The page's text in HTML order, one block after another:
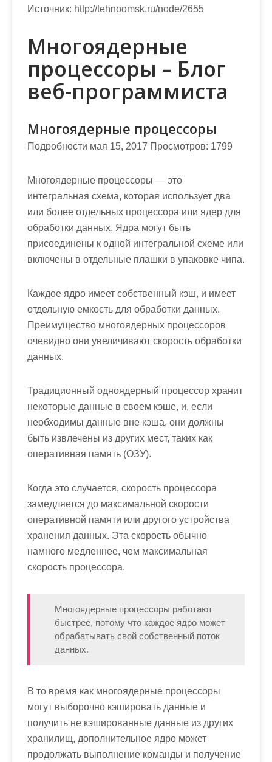
Источник: http://tehnoomsk.ru/node/2655
Многоядерные
процессоры – Блог
веб-программиста
Многоядерные процессоры
Подробности мая 15, 2017 Просмотров: 1799
Многоядерные процессоры — это
интегральная схема, которая использует два
или более отдельных процессора или ядер для
обработки данных. Ядра могут быть
присоединены к одной интегральной схеме или
включены в отдельные плашки в упаковке чипа.
Каждое ядро имеет собственный кэш, и имеет
отдельную емкость для обработки данных.
Преимущество многоядерных процессоров
очевидно они увеличивают скорость обработки
данных.
Традиционный одноядерный процессор хранит
некоторые данные в своем кэше, и, если
необходимы данные вне кэша, они должны
быть извлечены из других мест, таких как
оперативная память (ОЗУ).
Когда это случается, скорость процессора
замедляется до максимальной скорости
оперативной памяти или другого устройства
хранения данных. Эта скорость обычно
намного медленнее, чем максимальная
скорость процессора.
Многоядерные процессоры работают
быстрее, потому что каждое ядро может
обрабатывать свой собственный поток
данных.
В то время как многоядерные процессоры
могут выборочно кэшировать данные и
получить не кэшированные данные из других
хранилищ, дополнительное ядро может
продолжать выполнение команды и получение